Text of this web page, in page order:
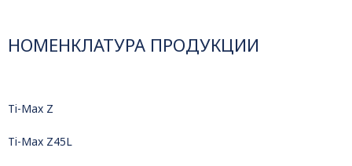
НОМЕНКЛАТУРА ПРОДУКЦИИ
Ti-Max Z
Ti-Max Z45L